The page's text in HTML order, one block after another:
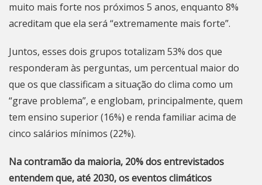
muito mais forte nos próximos 5 anos, enquanto 8%
acreditam que ela será “extremamente mais forte”.
Juntos, esses dois grupos totalizam 53% dos que
responderam às perguntas, um percentual maior do
que os que classificam a situação do clima como um
“grave problema”, e englobam, principalmente, quem
tem ensino superior (16%) e renda familiar acima de
cinco salários mínimos (22%).
Na contramão da maioria, 20% dos entrevistados
entendem que, até 2030, os eventos climáticos